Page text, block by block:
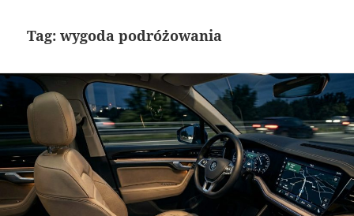
Tag:wygoda podróżowania